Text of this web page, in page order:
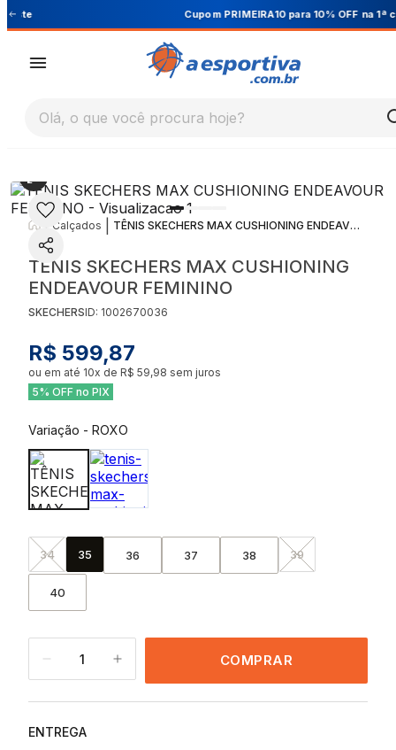
Cupom PRIMEIRA10 para 10% OFF na 1ª compra
Olá, o que você procura hoje?
Calçados TÊNIS SKECHERS MAX CUSHIONING ENDEAVOUR FEMININO
TÊNIS SKECHERS MAX CUSHIONING
ENDEAVOUR FEMININO
SKECHERSID: 1002670036
R$ 599,87
ou em até 10x de R$ 59,98 sem juros
5% OFF no PIX
Variação - ROXO
34 35 36 37 38 39
40
1 COMPRAR
ENTREGA